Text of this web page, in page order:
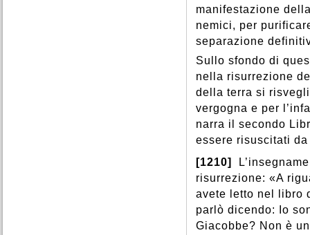
manifestazione
nemici, per
separazione
Sullo sfondo di
nella risurrezione
della terra si
vergogna e per
narra il secondo
essere risuscitati
[1210]
risurrezione: «A
avete letto nel libro
parlò dicendo: Io
Giacobbe? Non è